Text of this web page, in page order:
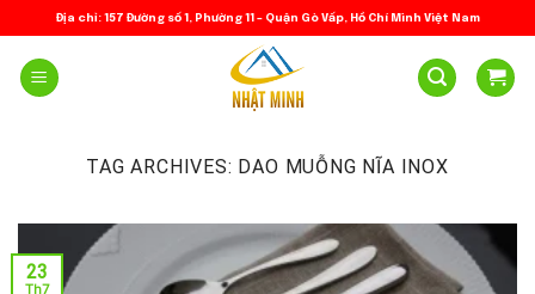
to
content
Địa chỉ: 157 Đường số 1, Phường 11 – Quận Gò Vấp, Hồ Chí Minh Việt Nam
TAG ARCHIVES: DAO MUỖNG NĨA INOX
23
Th7